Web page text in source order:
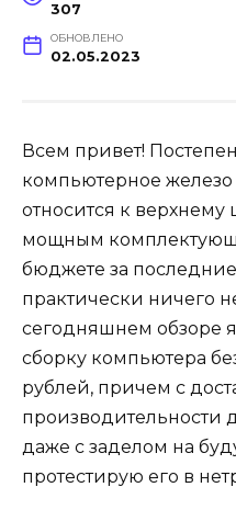
307
ОБНОВЛЕНО
02.05.2023
Всем привет!
компьютерное железо
относится к верхнему
мощным
бюджете за
практически ничего
сегодняшнем обзоре
сборку компьютера
рублей, причем с
производительности
даже с заделом на
протестирую его в